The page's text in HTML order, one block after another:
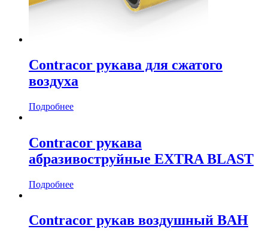
Contracor рукава для сжатого
воздуха
Подробнее
Contracor рукава
абразивоструйные EXTRA BLAST
Подробнее
Contracor рукав воздушный BAH